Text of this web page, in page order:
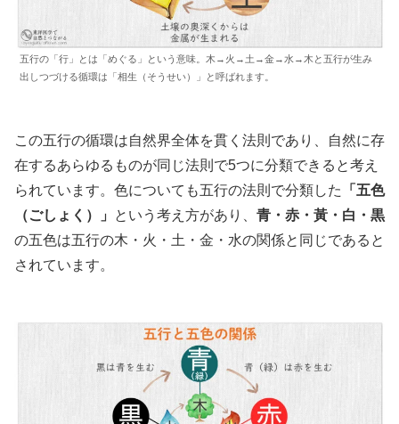
五行の「行」とは「めぐる」という意味。木→火→土→金→水→木と五行が生み
出しつづける循環は「相生（そうせい）」と呼ばれます。
この五行の循環は自然界全体を貫く法則であり、自然に存
在するあらゆるものが同じ法則で5つに分類できると考え
られています。色についても五行の法則で分類した
「五色
（ごしょく）」
という考え方があり、 青・赤・黃・白・黒
の五色は五行の木・火・土・金・水の関係と同じであると
されています。